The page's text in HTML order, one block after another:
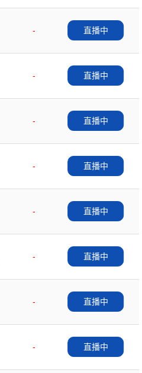
-
直播中
-
直播中
-
直播中
-
直播中
-
直播中
-
直播中
-
直播中
-
直播中